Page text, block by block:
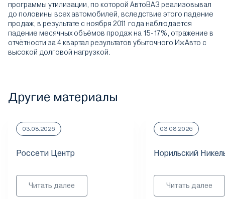
программы утилизации, по которой АвтоВАЗ реализовывал
до половины всех автомобилей, вследствие этого падение
продаж, в результате с ноября 2011 года наблюдается
падение месячных объёмов продаж на 15-17%, отражение в
отчётности за 4 квартал результатов убыточного ИжАвто с
высокой долговой нагрузкой.
Другие материалы
03.08.2026
Россети Центр
Читать далее
03.08.2026
Норильский
Читать далее